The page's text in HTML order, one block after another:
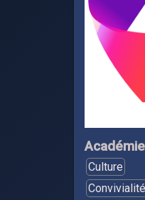
Culture
Convivialité